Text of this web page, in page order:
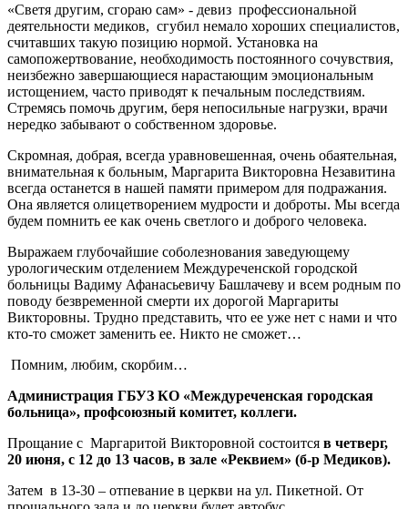
«Светя другим, сгораю сам» - девиз профессиональной
деятельности медиков, сгубил немало хороших специалистов,
считавших такую позицию нормой. Установка на
самопожертвование, необходимость постоянного сочувствия,
неизбежно завершающиеся нарастающим эмоциональным
истощением, часто приводят к печальным последствиям.
Стремясь помочь другим, беря непосильные нагрузки, врачи
нередко забывают о собственном здоровье.
Скромная, добрая, всегда уравновешенная, очень обаятельная,
внимательная к больным, Маргарита Викторовна Незавитина
всегда останется в нашей памяти примером для подражания.
Она является олицетворением мудрости и доброты. Мы всегда
будем помнить ее как очень светлого и доброго человека.
Выражаем глубочайшие соболезнования заведующему
урологическим отделением Междуреченской городской
больницы Вадиму Афанасьевичу Башлачеву и всем родным по
поводу безвременной смерти их дорогой Маргариты
Викторовны. Трудно представить, что ее уже нет с нами и что
кто-то сможет заменить ее. Никто не сможет…
Помним, любим, скорбим…
Администрация ГБУЗ КО «Междуреченская городская
больница», профсоюзный комитет, коллеги.
Прощание с Маргаритой Викторовной состоится в четверг,
20 июня, с 12 до 13 часов, в зале «Реквием» (б-р Медиков).
Затем в 13-30 – отпевание в церкви на ул. Пикетной. От